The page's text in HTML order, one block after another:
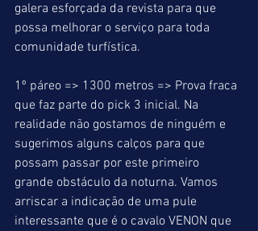
galera esforçada da revista para que
possa melhorar o serviço para toda
comunidade turfística.
1º páreo => 1300 metros => Prova fraca
que faz parte do pick 3 inicial. Na
realidade não gostamos de ninguém e
sugerimos alguns calços para que
possam passar por este primeiro
grande obstáculo da noturna. Vamos
arriscar a indicação de uma pule
interessante que é o cavalo VENON que